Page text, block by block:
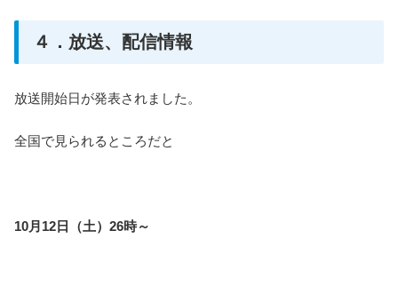
４．放送、配信情報
放送開始日が発表されました。
全国で見られるところだと
10月12日（土）26時～